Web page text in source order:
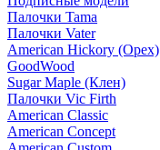
Палочки Tama
Палочки Vater
American Hickory (Орех)
GoodWood
Sugar Maple (Клен)
Палочки Vic Firth
American Classic
American Concept